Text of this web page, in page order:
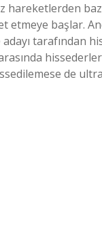
etmeye başlar.
tarafından
de